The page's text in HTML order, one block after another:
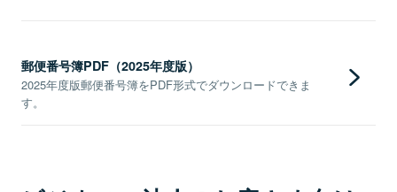
郵便番号簿PDF（2025年度版）
2025年度版郵便番号簿をPDF形式でダウンロードできま
す。